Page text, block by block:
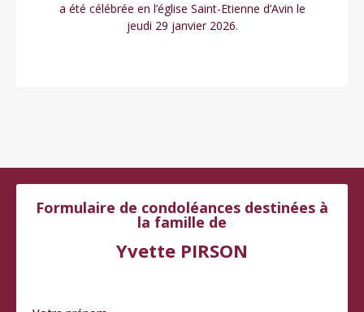
a été célébrée en l’église Saint-Etienne d’Avin le
jeudi 29 janvier 2026.
Formulaire de condoléances destinées à
la famille de
Yvette PIRSON